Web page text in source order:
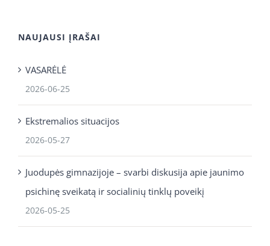
NAUJAUSI ĮRAŠAI
VASARĖLĖ
2026-06-25
Ekstremalios situacijos
2026-05-27
Juodupės gimnazijoje – svarbi diskusija apie jaunimo
psichinę sveikatą ir socialinių tinklų poveikį
2026-05-25